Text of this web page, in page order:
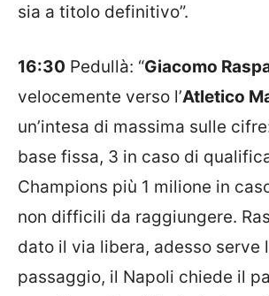
sia a titolo definitivo”.
16:30 Pedullà: “Giacomo
velocemente verso l’Atletico
un’intesa di massima sulle
base fissa, 3 in caso di
Champions più 1 milione in
non difficili da raggiungere.
dato il via libera, adesso serve
passaggio, il Napoli chiede il